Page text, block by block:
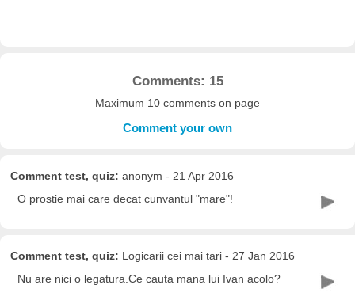
Comments: 15
Maximum 10 comments on page
Comment your own
Comment test, quiz: anonym - 21 Apr 2016
O prostie mai care decat cunvantul "mare"!
Comment test, quiz: Logicarii cei mai tari - 27 Jan 2016
Nu are nici o legatura.Ce cauta mana lui Ivan acolo?